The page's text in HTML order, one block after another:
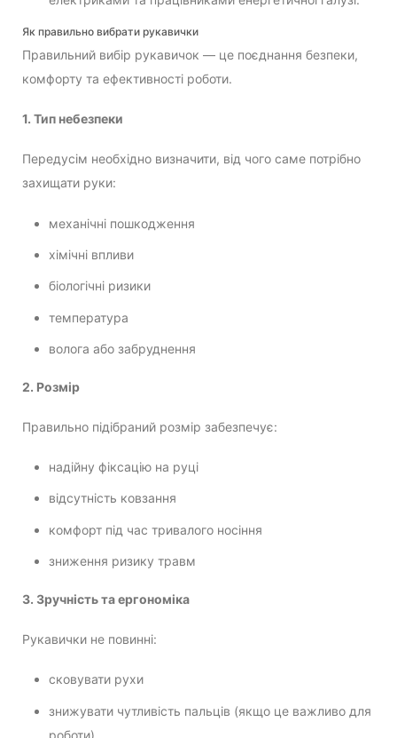
Як правильно вибрати рукавички
Правильний вибір рукавичок — це поєднання безпеки,
комфорту та ефективності роботи.
1. Тип небезпеки
Передусім необхідно визначити, від чого саме потрібно
захищати руки:
механічні пошкодження
хімічні впливи
біологічні ризики
температура
волога або забруднення
2. Розмір
Правильно підібраний розмір забезпечує:
надійну фіксацію на руці
відсутність ковзання
комфорт під час тривалого носіння
зниження ризику травм
3. Зручність та ергономіка
Рукавички не повинні:
сковувати рухи
знижувати чутливість пальців (якщо це важливо для
роботи)